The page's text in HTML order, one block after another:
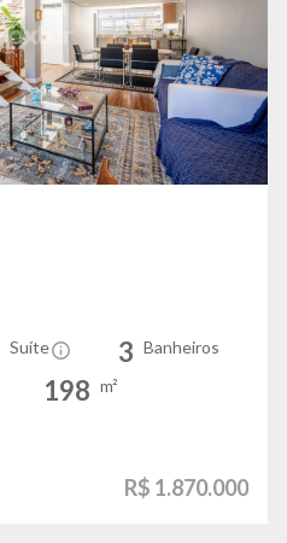
Suíte 3 Banheiros
198 m²
R$ 1.870.000